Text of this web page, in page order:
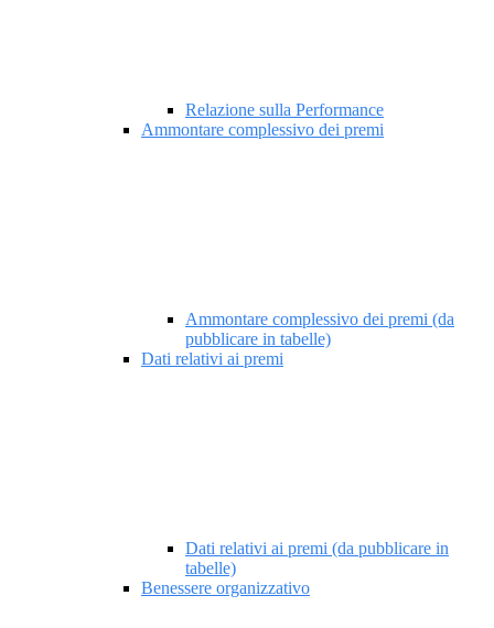
Relazione sulla Performance
Ammontare complessivo dei premi
Ammontare complessivo dei premi (da
pubblicare in tabelle)
Dati relativi ai premi
Dati relativi ai premi (da pubblicare in
tabelle)
Benessere organizzativo